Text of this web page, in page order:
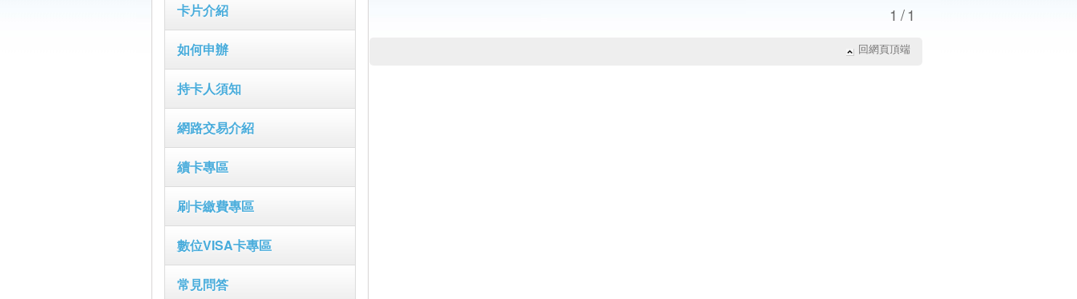
卡片介紹
如何申辦
持卡人須知
網路交易介紹
續卡專區
刷卡繳費專區
數位VISA卡專區
常見問答
1/1
回網頁頂端